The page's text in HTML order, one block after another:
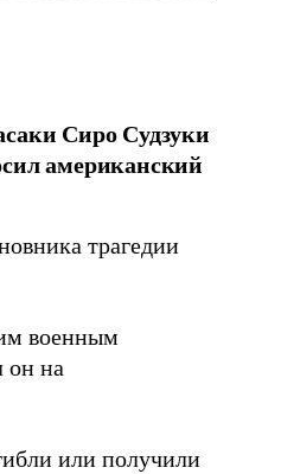
Сиро Судзуки
американский
трагедии
военным
он на
или получили